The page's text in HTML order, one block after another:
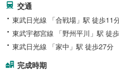
交通
東武日光線 「合戦場」駅 徒歩11
東武宇都宮線 「野州平川」駅 徒
東武日光線 「家中」駅 徒歩27分
完成時期